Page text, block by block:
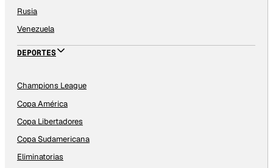
Rusia
Venezuela
DEPORTES
Champions League
Copa América
Copa Libertadores
Copa Sudamericana
Eliminatorias